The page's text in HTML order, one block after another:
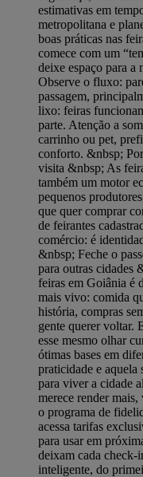
estimativas em
metropolitana e
boas práticas nas
comece com um
deixe espaço para a
Observe o fluxo:
passagem,
lixo: feiras
parte. Atenção a
carrinho ou pet,
conforto. &nbsp;
visita &nbsp; As
também um motor
pequenos
que quer comprar
de feirantes
comércio: é
&nbsp; Feche o
para outras cidades
feiras em Goiânia é
mais vivo: comida
história, compras
gente querer voltar.
esse mesmo olhar
ótimas bases em
praticidade e aquela
para viver a cidade
merece render
o programa de
acessa tarifas
para usar em
deixam cada check-
inteligente, do